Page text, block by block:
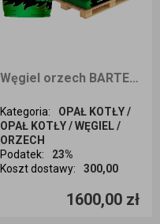
Węgiel orzech BARTEX 1000KG dostawa Wrocław i okolice
Kategoria:
OPAŁ KOTŁY /
OPAŁ KOTŁY / WĘGIEL /
ORZECH
Podatek:
23%
Koszt dostawy: 300,00
1600,00 zł
Ilość sztuk